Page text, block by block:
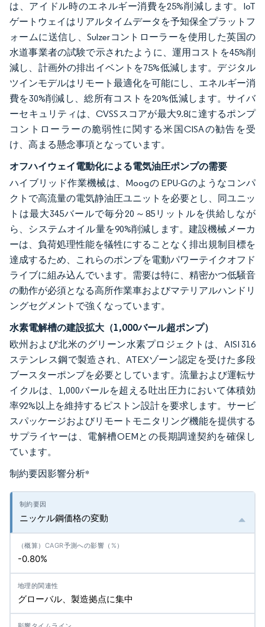
は、アイドル時のエネルギー消費を25%削減します。IoT
ゲートウェイはリアルタイムデータを予知保全プラットフ
ォームに送信し、Sulzerコントローラーを使用した英国の
水道事業者の試験で示されたように、運用コストを45%削
減し、計画外の排出イベントを75%低減します。デジタル
ツインモデルはリモート最適化を可能にし、エネルギー消
費を30%削減し、総所有コストを20%低減します。サイバ
ーセキュリティは、CVSSスコアが最大9.8に達するポンプ
コントローラーの脆弱性に関する米国CISAの勧告を受
け、高まる懸念事項となっています。
オフハイウェイ電動化による電気油圧ポンプの需要
ハイブリッド作業機械は、Moogの EPU-Gのようなコンパ
クトで高流量の電気静油圧ユニットを必要とし、同ユニッ
トは最大345バールで毎分20～85リットルを供給しなが
ら、システムオイル量を90%削減します。建設機械メーカ
ーは、負荷処理性能を犠牲にすることなく排出規制目標を
達成するため、これらのポンプを電動パワーテイクオフド
ライブに組み込んでいます。需要は特に、精密かつ低騒音
の動作が必須となる高所作業車およびマテリアルハンドリ
ングセグメントで強くなっています。
水素電解槽の建設拡大（1,000バール超ポンプ）
欧州および北米のグリーン水素プロジェクトは、AISI 316
ステンレス鋼で製造され、ATEXゾーン認定を受けた多段
ブースターポンプを必要としています。流量および運転サ
イクルは、1,000バールを超える吐出圧力において体積効
率92%以上を維持するピストン設計を要求します。サービ
スパッケージおよびリモートモニタリング機能を提供する
サプライヤーは、電解槽OEMとの長期調達契約を確保し
ています。
制約要因影響分析*
ニッケル鋼価格の変動
-0.80%
グローバル、製造拠点に集中